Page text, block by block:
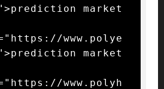
market
www.polye
market
www.polyh